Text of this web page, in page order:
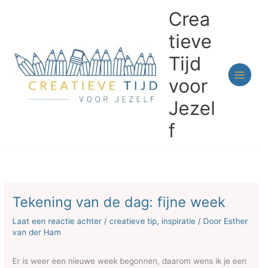
Crea
tieve
Tijd
voor
Jezel
f
Tekening van de dag: fijne week
Laat een reactie achter /creatieve tip, inspiratie / Door Esther
van der Ham
Er is weer een nieuwe week begonnen, daarom wens ik je een